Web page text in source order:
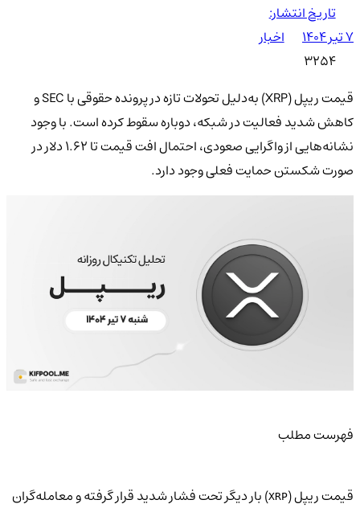
تاریخ انتشار:
۷ تیر ۱۴۰۴
اخبار
3254
قیمت ریپل (XRP) به‌دلیل تحولات تازه در پرونده حقوقی با SEC و
کاهش شدید فعالیت در شبکه، دوباره سقوط کرده است. با وجود
نشانه‌هایی از واگرایی صعودی، احتمال افت قیمت تا ۱.۶۲ دلار در
صورت شکستن حمایت فعلی وجود دارد.
فهرست مطلب
قیمت ریپل ( XRP) بار دیگر تحت فشار شدید قرار گرفته و معامله‌گران